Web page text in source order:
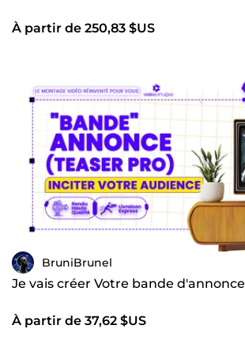
À partir de 250,83 $US
BruniBrunel
Je vais créer Votre bande d'annonce
À partir de 37,62 $US